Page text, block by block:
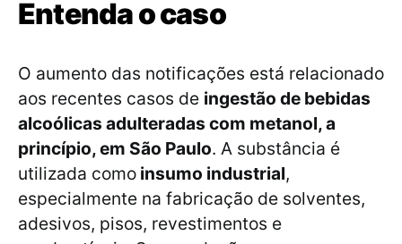
Entenda o caso
O aumento das notificações está relacionado
aos recentes casos de ingestão de bebidas
alcoólicas adulteradas com metanol, a
princípio, em São Paulo. A substância é
utilizada como insumo industrial,
especialmente na fabricação de solventes,
adesivos, pisos, revestimentos e